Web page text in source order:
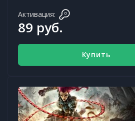
Активация:
89 руб.
Купить